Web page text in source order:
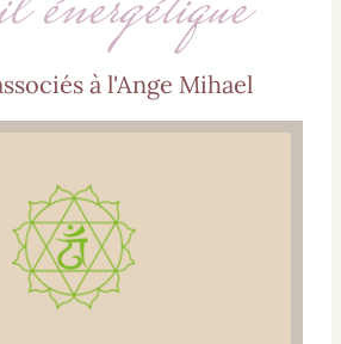
à l'Ange Mihael